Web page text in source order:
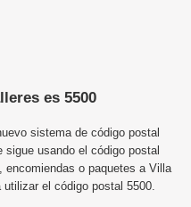
es 5500
sistema de código postal
usando el código postal
o paquetes a Villa
el código postal 5500.